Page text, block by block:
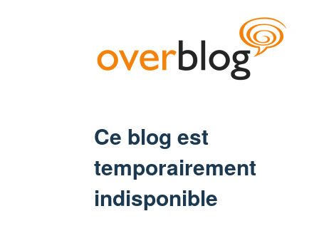
Ce blog est
temporairement
indisponible